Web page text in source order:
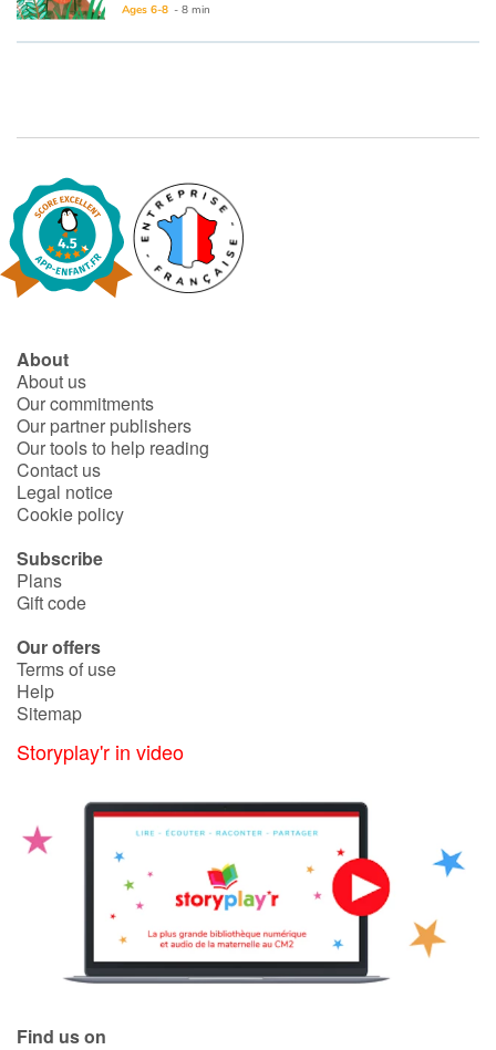
Catalogue anglais
Contraste +
Help
Home
Schools
Libraries
Videos & Tutorials
Blog
Learn french with Storyplay'r
French book lists for children
Reading for children
Dyslexia and reading disorders
Ages 6-8 - 8 min
About
About us
Our commitments
Our partner publishers
Our tools to help reading
Contact us
Legal notice
Cookie policy
Subscribe
Plans
Gift code
Our offers
Terms of use
Help
Sitemap
Storyplay'r in video
Find us on